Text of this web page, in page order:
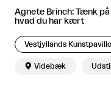
Agnete Brinch: Tænk
hvad du har kært
Vestjyllands
 Videbæk